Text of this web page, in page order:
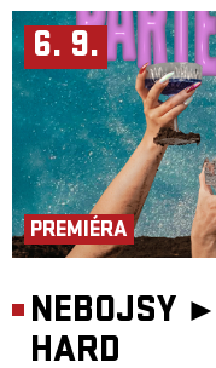
6. 9.
PREMIÉRA
NEBOJSY ►
HARD